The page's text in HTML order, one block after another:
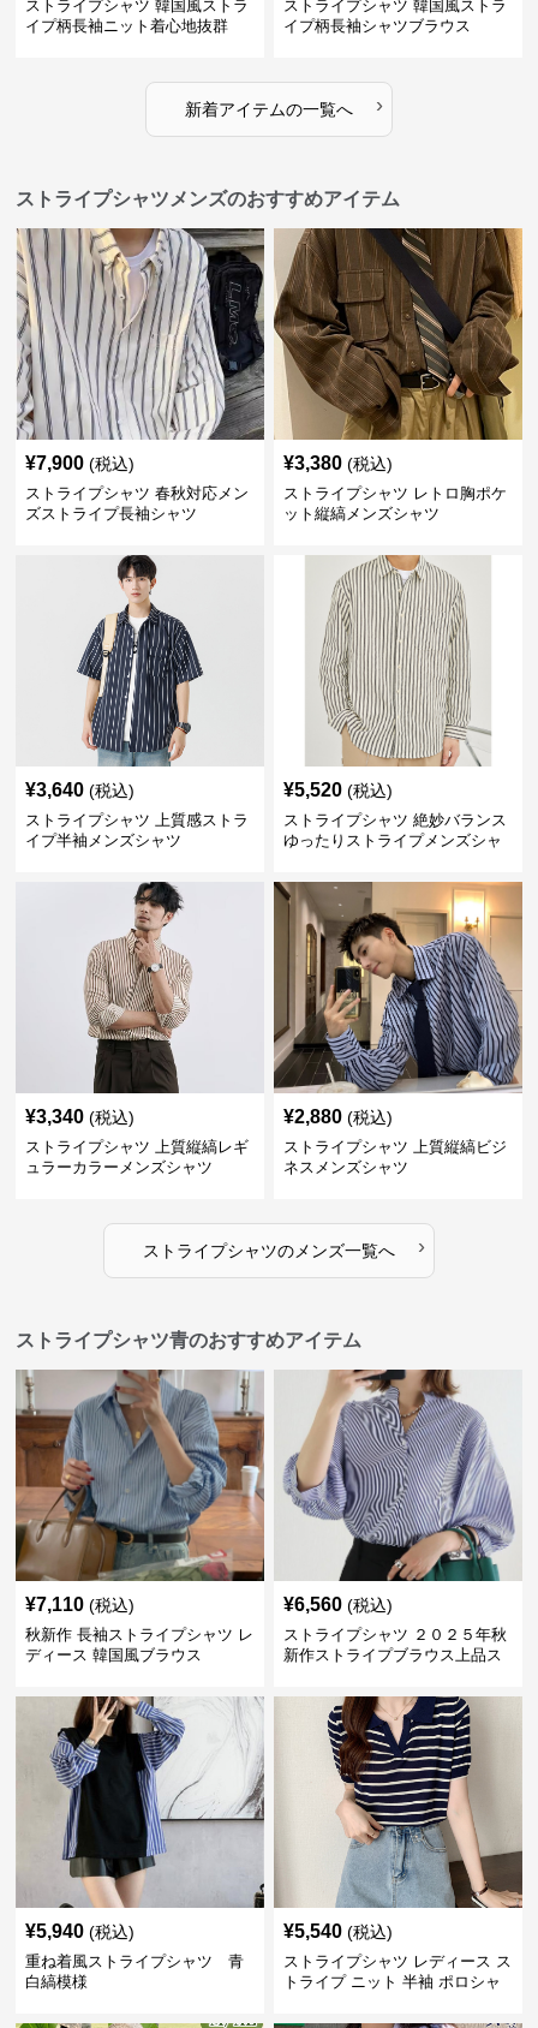
ストライプシャツ 韓国風ストラ
イプ柄長袖ニット着心地抜群
ストライプシャツ 韓国風ストラ
イプ柄長袖シャツブラウス
新着アイテムの一覧へ ›
ストライプシャツメンズのおすすめアイテム
¥7,900 (税込)
ストライプシャツ 春秋対応メン
ズストライプ長袖シャツ
¥3,380 (税込)
ストライプシャツ レトロ胸ポケ
ット縦縞メンズシャツ
¥3,640 (税込)
ストライプシャツ 上質感ストラ
イプ半袖メンズシャツ
¥5,520 (税込)
ストライプシャツ 絶妙バランス
ゆったりストライプメンズシャ
¥3,340 (税込)
ストライプシャツ 上質縦縞レギ
ュラーカラーメンズシャツ
¥2,880 (税込)
ストライプシャツ 上質縦縞ビジ
ネスメンズシャツ
ストライプシャツのメンズ一覧へ ›
ストライプシャツ青のおすすめアイテム
¥7,110 (税込)
秋新作 長袖ストライプシャツ レ
ディース 韓国風ブラウス
¥6,560 (税込)
ストライプシャツ ２０２５年秋
新作ストライプブラウス上品ス
¥5,940 (税込)
重ね着風ストライプシャツ 青
白縞模様
¥5,540 (税込)
ストライプシャツ レディース ス
トライプ ニット 半袖 ポロシャ